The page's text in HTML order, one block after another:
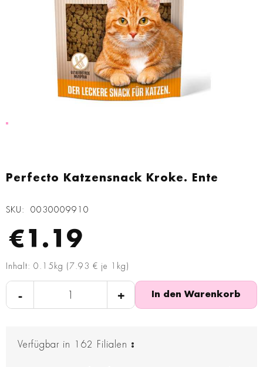
Perfecto Katzensnack Kroke. Ente
SKU 0030009910
€1.19
Inhalt: 0.15kg (7.93 € je 1kg)
- + In den Warenkorb
Verfügbar in 162 Filialen :
Anfang
springen